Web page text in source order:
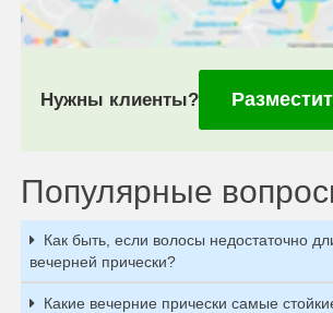
Нужны клиенты?
Популярные
Как быть, если волосы недостаточно
вечерней прически?
Какие вечерние прически самые